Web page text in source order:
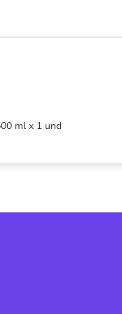
Menta Pet 500 ml x 1 und